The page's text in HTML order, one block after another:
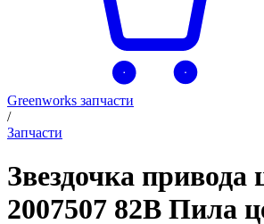
Greenworks запчасти
/
Запчасти
Звездочка привода
2007507 82В Пила